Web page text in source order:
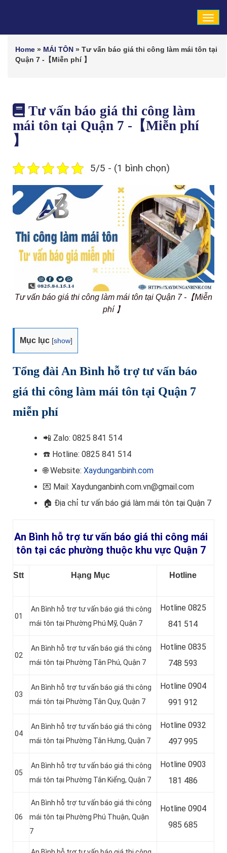
Home » MÁI TÔN » Tư vấn báo giá thi công làm mái tôn tại
Quận 7 -【Miễn phí 】
Tư vấn báo giá thi công làm
mái tôn tại Quận 7 -【Miễn phí
】
5/5 - (1 bình chọn)
Tư vấn báo giá thi công làm mái tôn tại Quận 7 -【Miễn
phí 】
Mục lục [show]
Tổng đài An Bình hỗ trợ tư vấn báo
giá thi công làm mái tôn tại Quận 7
miễn phí
📲 Zalo: 0825 841 514
☎️ Hotline: 0825 841 514
🌐 Website: Xaydunganbinh.com
💌 Mail: Xaydunganbinh.com.vn@gmail.com
🏠 Địa chỉ tư vấn báo giá làm mái tôn tại Quận 7
An Bình hỗ trợ tư vấn báo giá thi công mái
tôn tại các phường thuộc khu vực Quận 7
Stt Hạng Mục Hotline
01
An Bình hỗ trợ tư vấn báo giá thi công
mái tôn tại Phường Phú Mỹ, Quận 7
Hotline 0825
841 514
02
An Bình hỗ trợ tư vấn báo giá thi công
mái tôn tại Phường Tân Phú, Quận 7
Hotline 0835
748 593
03
An Bình hỗ trợ tư vấn báo giá thi công
mái tôn tại Phường Tân Quy, Quận 7
Hotline 0904
991 912
04
An Bình hỗ trợ tư vấn báo giá thi công
mái tôn tại Phường Tân Hưng, Quận 7
Hotline 0932
497 995
05
An Bình hỗ trợ tư vấn báo giá thi công
mái tôn tại Phường Tân Kiểng, Quận 7
Hotline 0903
181 486
06
An Bình hỗ trợ tư vấn báo giá thi công
mái tôn tại Phường Phú Thuận, Quận
7
Hotline 0904
985 685